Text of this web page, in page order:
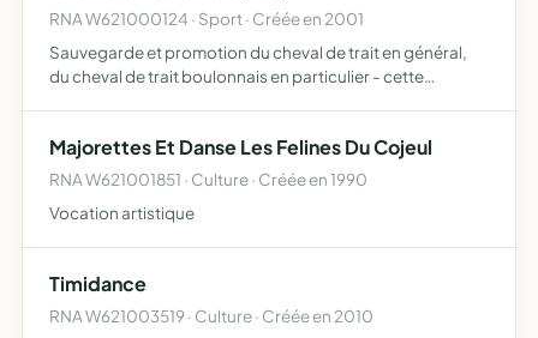
RNA W621000124 · Sport · Créée en 2001
Sauvegarde et promotion du cheval de trait en général,
du cheval de trait boulonnais en particulier - cette
Majorettes Et Danse Les Felines Du Cojeul
RNA W621001851 · Culture · Créée en 1990
Vocation artistique
Timidance
RNA W621003519 · Culture · Créée en 2010